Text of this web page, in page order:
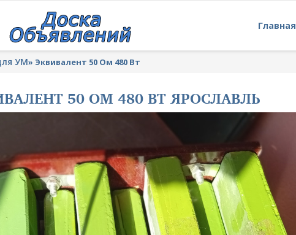
Главная
УМ» Эквивалент 50 Ом 480 Вт
50 ОМ 480 ВТ ЯРОСЛАВЛЬ